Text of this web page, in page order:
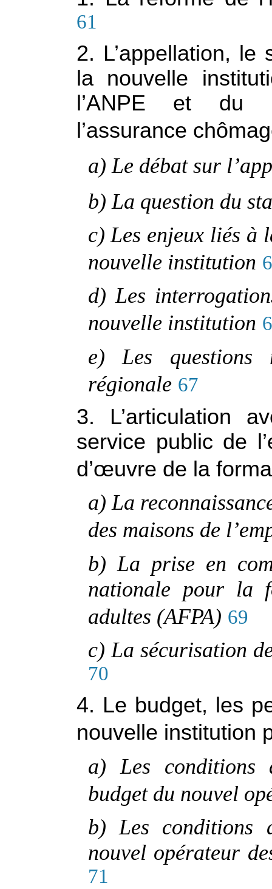
61
2. L’appellation,
la nouvelle
l’ANPE et du
l’assurance
a) Le débat sur
b) La question du
c) Les enjeux liés à
nouvelle institution
d) Les
nouvelle institution
e) Les questions
régionale 67
3. L’articulation
service public de
d’œuvre de la
a) La
des maisons de
b) La prise en
nationale pour la
adultes (AFPA) 69
c) La sécurisation
70
4. Le budget, les
nouvelle institution
a) Les conditions
budget du nouvel
b) Les conditions
nouvel opérateur
71